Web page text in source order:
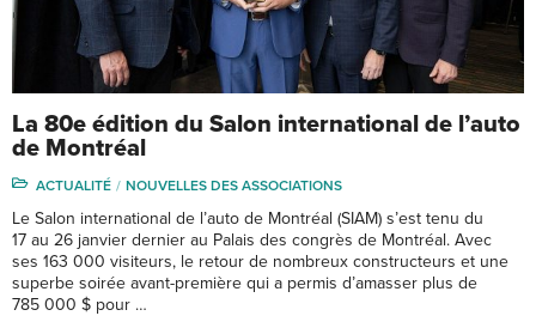
La 80e édition du Salon international de l’auto
de Montréal
ACTUALITÉ NOUVELLES DES ASSOCIATIONS
Le Salon international de l’auto de Montréal (SIAM) s’est tenu du
17 au 26 janvier dernier au Palais des congrès de Montréal. Avec
ses 163 000 visiteurs, le retour de nombreux constructeurs et une
superbe soirée avant-première qui a permis d’amasser plus de
785 000 $ pour …